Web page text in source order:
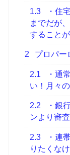
1.3
・住
までだが
することが
2 プロパー
2.1
・通
い！月々
2.2
・銀
ンより審
2.3
・連
りたくな